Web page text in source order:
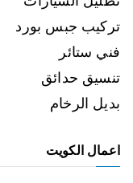
تركيب جبس بورد
فني ستائر
تنسيق حدائق
بديل الرخام
اعمال الكويت